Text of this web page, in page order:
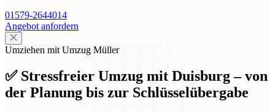
01579-2644014
Angebot anfordern
Umziehen mit Umzug Müller
✅ Stressfreier Umzug mit Duisburg – von
der Planung bis zur Schlüsselübergabe